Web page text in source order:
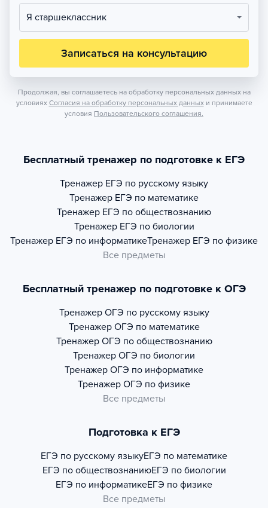
Я старшеклассник
Записаться на консультацию
Продолжая, вы соглашаетесь на обработку персональных данных на
условиях Согласия на обработку персональных данных и принимаете
условия Пользовательского соглашения.
Бесплатный тренажер по подготовке к ЕГЭ
Тренажер ЕГЭ по русскому языку
Тренажер ЕГЭ по математике
Тренажер ЕГЭ по обществознанию
Тренажер ЕГЭ по биологии
Тренажер ЕГЭ по информатикеТренажер ЕГЭ по физике
Все предметы
Бесплатный тренажер по подготовке к ОГЭ
Тренажер ОГЭ по русскому языку
Тренажер ОГЭ по математике
Тренажер ОГЭ по обществознанию
Тренажер ОГЭ по биологии
Тренажер ОГЭ по информатике
Тренажер ОГЭ по физике
Все предметы
Подготовка к ЕГЭ
ЕГЭ по русскому языкуЕГЭ по математике
ЕГЭ по обществознаниюЕГЭ по биологии
ЕГЭ по информатикеЕГЭ по физике
Все предметы